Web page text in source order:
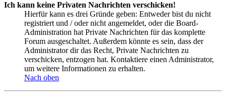
Ich kann keine Privaten Nachrichten verschicken!
Hierfür kann es drei Gründe geben: Entweder bist du nicht
registriert und / oder nicht angemeldet, oder die Board-
Administration hat Private Nachrichten für das komplette
Forum ausgeschaltet. Außerdem könnte es sein, dass der
Administrator dir das Recht, Private Nachrichten zu
verschicken, entzogen hat. Kontaktiere einen Administrator,
um weitere Informationen zu erhalten.
Nach oben